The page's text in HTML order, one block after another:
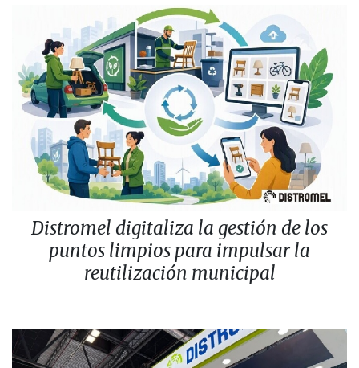
Distromel digitaliza la gestión de los
puntos limpios para impulsar la
reutilización municipal